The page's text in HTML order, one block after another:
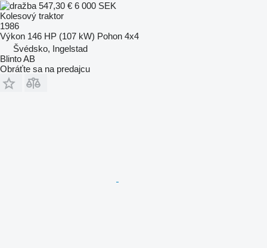
547,30 € 6 000 SEK
Kolesový traktor
1986
Výkon 146 HP (107 kW) Pohon 4x4
Švédsko, Ingelstad
Blinto AB
Obráťte sa na predajcu